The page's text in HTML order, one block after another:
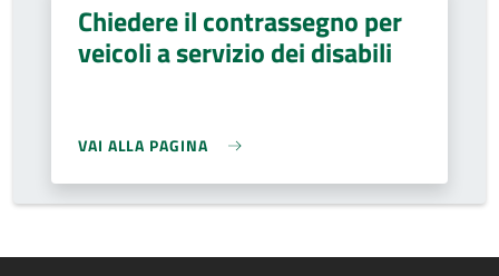
Chiedere il contrassegno per
veicoli a servizio dei disabili
VAI ALLA PAGINA